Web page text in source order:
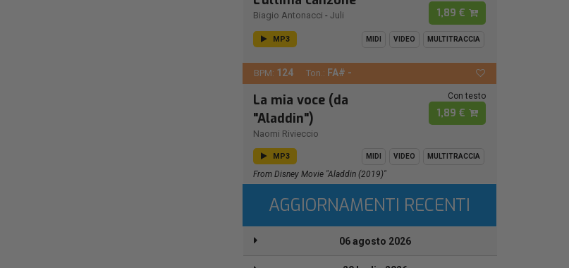
Biagio Antonacci - Juli 1,89 €
MP3 MIDI VIDEO MULTITRACCIA
BPM: 124 Ton.: FA# -
La mia voce (da
"Aladdin")
Naomi Rivieccio
Con testo
1,89 €
MP3 MIDI VIDEO MULTITRACCIA
From Disney Movie "Aladdin (2019)"
AGGIORNAMENTI RECENTI
06 agosto 2026